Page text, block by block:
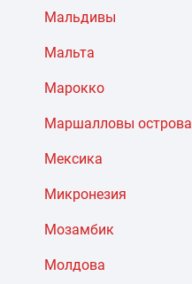
Мальдивы
Мальта
Марокко
Маршалловы острова
Мексика
Микронезия
Мозамбик
Молдова